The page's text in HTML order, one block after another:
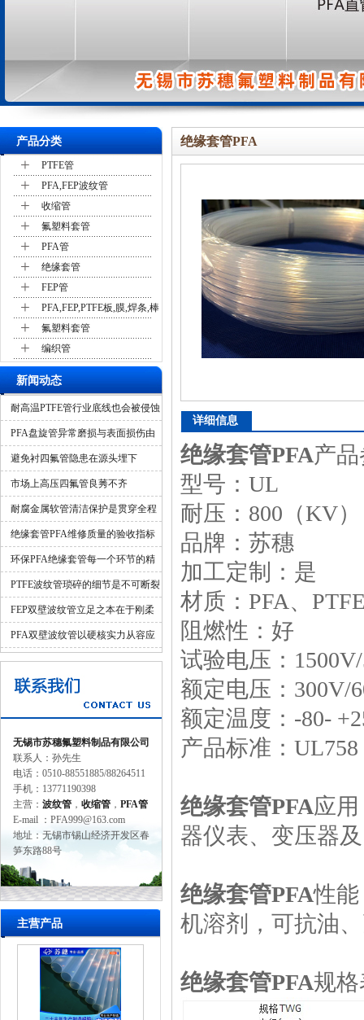
产品分类
+ PTFE管
+ PFA,FEP波纹管
+ 收缩管
+ 氟塑料套管
+ PFA管
+ 绝缘套管
+ FEP管
+ PFA,FEP,PTFE板,膜,焊条,棒
+ 氟塑料套管
+ 编织管
新闻动态
耐高温PTFE管行业底线也会被侵蚀
吗？
PFA盘旋管异常磨损与表面损伤由
什么造成？
避免衬四氟管隐患在源头埋下
市场上高压四氟管良莠不齐
耐腐金属软管清洁保护是贯穿全程
的隐形保障
绝缘套管PFA维修质量的验收指标
环保PFA绝缘套管每一个环节的精
细化管控
PTFE波纹管琐碎的细节是不可断裂
的一环
FEP双壁波纹管立足之本在于刚柔
并济的科学设计
PFA双壁波纹管以硬核实力从容应
对工业苛刻环境
无锡市苏穗氟塑料制品有限公司
联系人：孙先生
电话：0510-88551885/88264511
手机：13771190398
主营： 波纹管 ， 收缩管 ， PFA管
E-mail ：PFA999@163.com
地址：无锡市锡山经济开发区春
笋东路88号
主营产品
绝缘套管PFA
详细信息
绝缘套管PFA产
型号：UL
耐压：800（KV）
品牌：苏穗
加工定制：是
材质：PFA、
阻燃性：好
试验电压：
额定电压：300V/
额定温度：-80-
产品标准：
绝缘套管PFA应
器仪表、变压器
绝缘套管PFA性
机溶剂，可抗油
绝缘套管PFA规